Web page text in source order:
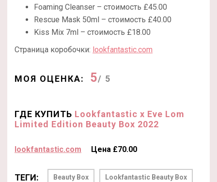
Foaming Cleanser – стоимость £45.00
Rescue Mask 50ml – стоимость £40.00
Kiss Mix 7ml – стоимость £18.00
Страница коробочки: lookfantastic.com
МОЯ ОЦЕНКА: 5/ 5
ГДЕ КУПИТЬ Lookfantastic x Eve Lom
Limited Edition Beauty Box 2022
lookfantastic.com Цена £70.00
ТЕГИ: Beauty Box Lookfantastic Beauty Box